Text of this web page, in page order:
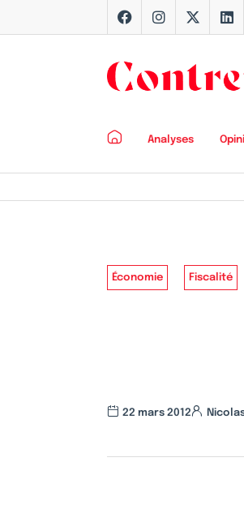
Analyses
Économie Fiscalité
22 mars 2012